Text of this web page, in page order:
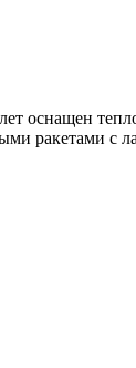
оснащен
ракетами с